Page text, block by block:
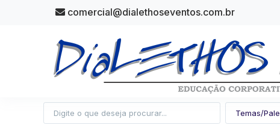
comercial@dialethoseventos.com.br